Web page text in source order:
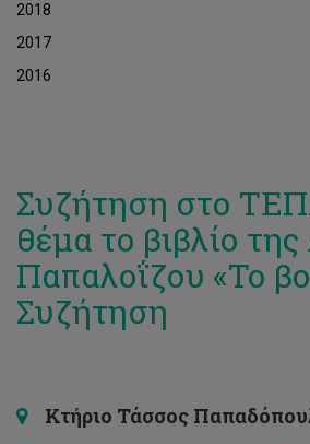
2018
2017
2016
Συζήτηση στο
θέμα το βιβλίο
Παπαλοΐζου «Το
Συζήτηση
Κτήριο Τάσσος